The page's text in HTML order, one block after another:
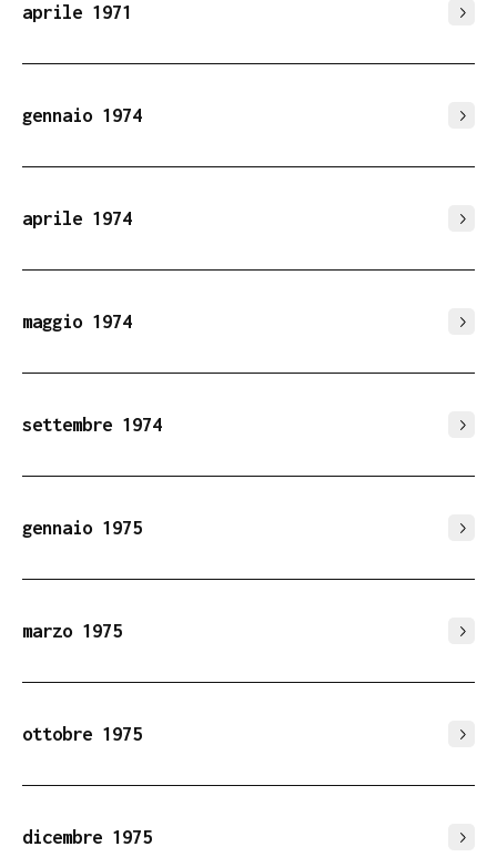
aprile 1971
gennaio 1974
aprile 1974
maggio 1974
settembre 1974
gennaio 1975
marzo 1975
ottobre 1975
dicembre 1975